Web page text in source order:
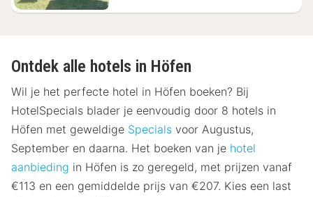
Ontdek alle hotels in Höfen
Wil je het perfecte hotel in Höfen boeken? Bij
HotelSpecials blader je eenvoudig door 8 hotels in
Höfen met geweldige Specials voor Augustus,
September en daarna. Het boeken van je hotel
aanbieding in Höfen is zo geregeld, met prijzen vanaf
€113 en een gemiddelde prijs van €207. Kies een last